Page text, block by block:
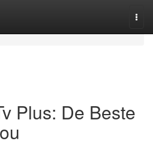
Plus: De Beste